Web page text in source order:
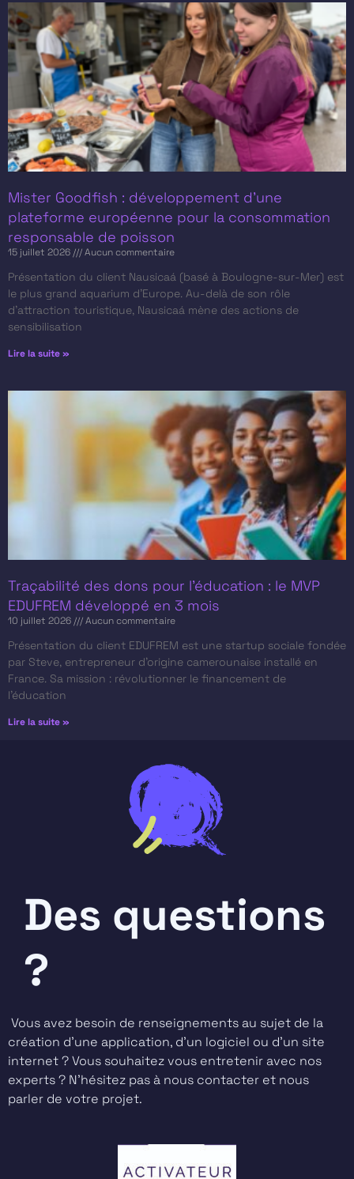
Mister Goodfish : développement d’une
plateforme européenne pour la consommation
responsable de poisson
15 juillet 2026 Aucun commentaire
Présentation du client​ Nausicaá (basé à Boulogne-sur-Mer) est
le plus grand aquarium d’Europe. Au-delà de son rôle
d’attraction touristique, Nausicaá mène des actions de
sensibilisation
Lire la suite »
Traçabilité des dons pour l’éducation : le MVP
EDUFREM développé en 3 mois
10 juillet 2026 Aucun commentaire
Présentation du client​ EDUFREM est une startup sociale fondée
par Steve, entrepreneur d’origine camerounaise installé en
France. Sa mission : révolutionner le financement de
l’éducation
Lire la suite »
Des questions
?
Vous avez besoin de renseignements au sujet de la
création d’une application, d’un logiciel ou d’un site
internet ? Vous souhaitez vous entretenir avec nos
experts ? N’hésitez pas à nous contacter et nous
parler de votre projet.